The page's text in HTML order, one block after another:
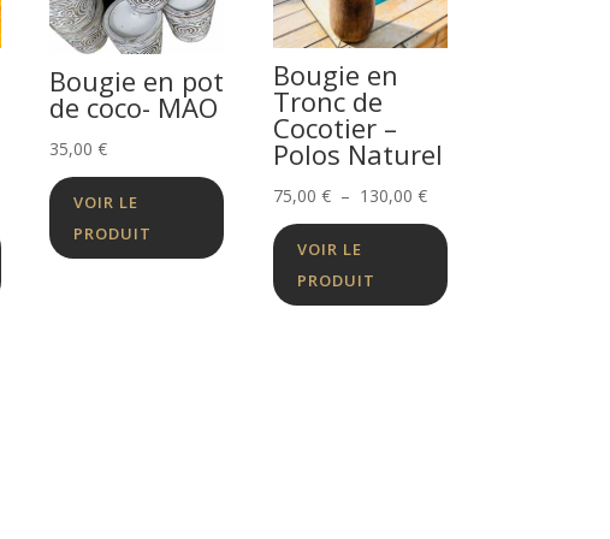
Bougie en pot
de coco- MAO
35,00€
VOIR LE
PRODUIT
Bougie en
Tronc de
Cocotier –
Polos Naturel
75,00€ – 130,00€Plage
de
75,00 €
VOIR LE
PRODUIT